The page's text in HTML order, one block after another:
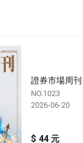
證券市場周刊
NO.1023
2026-06-20
$ 44 元